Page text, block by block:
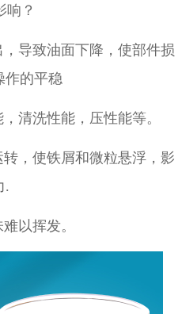
？
导致油面下降，使部件损
作的平稳
清洗性能，压性能等。
，使铁屑和微粒悬浮，影
.
以挥发。